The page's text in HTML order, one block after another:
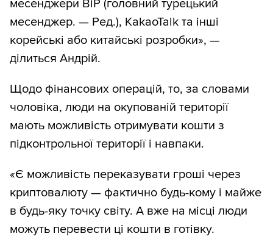
месенджери BiP (головний турецький
месенджер. — Ред.), KakaoTalk та інші
корейські або китайські розробки», —
ділиться Андрій.
Щодо фінансових операцій, то, за словами
чоловіка, люди на окупованій території
мають можливість отримувати кошти з
підконтрольної території і навпаки.
«Є можливість переказувати гроші через
криптовалюту — фактично будь-кому і майже
в будь-яку точку світу. А вже на місці люди
можуть перевести ці кошти в готівку.